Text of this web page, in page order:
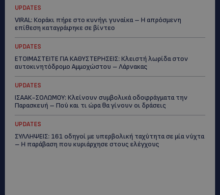
UPDATES
VIRAL: Κοράκι πήρε στο κυνήγι γυναίκα – Η απρόσμενη
επίθεση καταγράφηκε σε βίντεο
UPDATES
ΕΤΟΙΜΑΣΤΕΙΤΕ ΓΙΑ ΚΑΘΥΣΤΕΡΗΣΕΙΣ: Κλειστή λωρίδα στον
αυτοκινητόδρομο Αμμοχώστου – Λάρνακας
UPDATES
ΙΣΑΑΚ-ΣΟΛΩΜΟΥ: Κλείνουν συμβολικά οδοφράγματα την
Παρασκευή – Πού και τι ώρα θα γίνουν οι δράσεις
UPDATES
ΣΥΛΛΗΨΕΙΣ: 161 οδηγοί με υπερβολική ταχύτητα σε μία νύχτα
– Η παράβαση που κυριάρχησε στους ελέγχους